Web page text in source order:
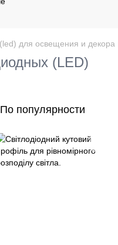
для освещения и
(LED)
По популярности